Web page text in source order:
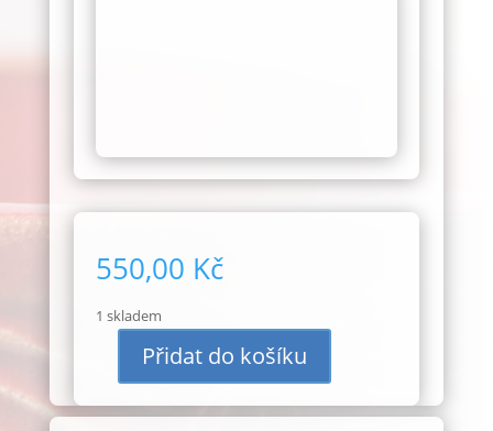
550,00 Kč
1 skladem
červený
Přidat do košíku